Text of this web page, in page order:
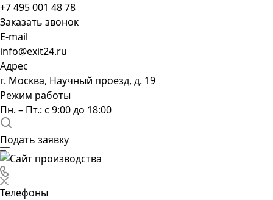
+7 495 001 48 78
Заказать звонок
E-mail
info@exit24.ru
Адрес
г. Москва, Научный проезд, д. 19
Режим работы
Пн. – Пт.: с 9:00 до 18:00
Подать заявку
Телефоны